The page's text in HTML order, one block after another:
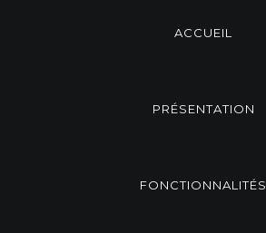
ACCUEIL
PRÉSENTATION
FONCTIONNALITÉS